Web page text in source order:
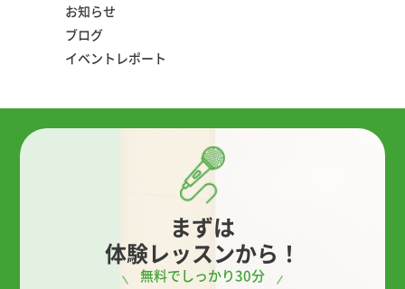
お知らせ
ブログ
イベントレポート
まずは
体験レッスンから！
無料でしっかり30分